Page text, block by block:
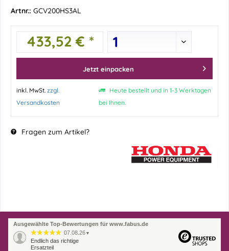
Artnr.: GCV200HS3AL
433,52 € *
Jetzt einpacken
inkl. MwSt. zzgl.
Versandkosten
Heute bestellt und in 1-3 Werktagen
bei Ihnen.
Fragen zum Artikel?
Ausgewählte Top-Bewertungen für www.fabus.de
07.08.26 ▼
Endlich das richtige
Ersatzteil